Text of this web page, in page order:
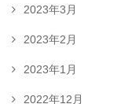
2023年3月
2023年2月
2023年1月
2022年12月